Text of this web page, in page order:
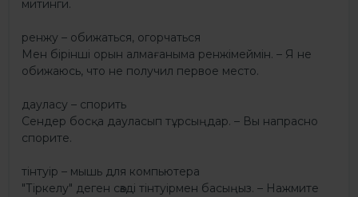
митинги.
ренжу – обижаться, огорчаться
Мен бірінші орын алмағаныма ренжімеймін. – Я не
обижаюсь, что не получил первое место.
дауласу – спорить
Сендер босқа дауласып тұрсыңдар. – Вы напрасно
спорите.
тінтуір – мышь для компьютера
"Тіркелу" деген сөзді тінтуірмен басыңыз. – Нажмите